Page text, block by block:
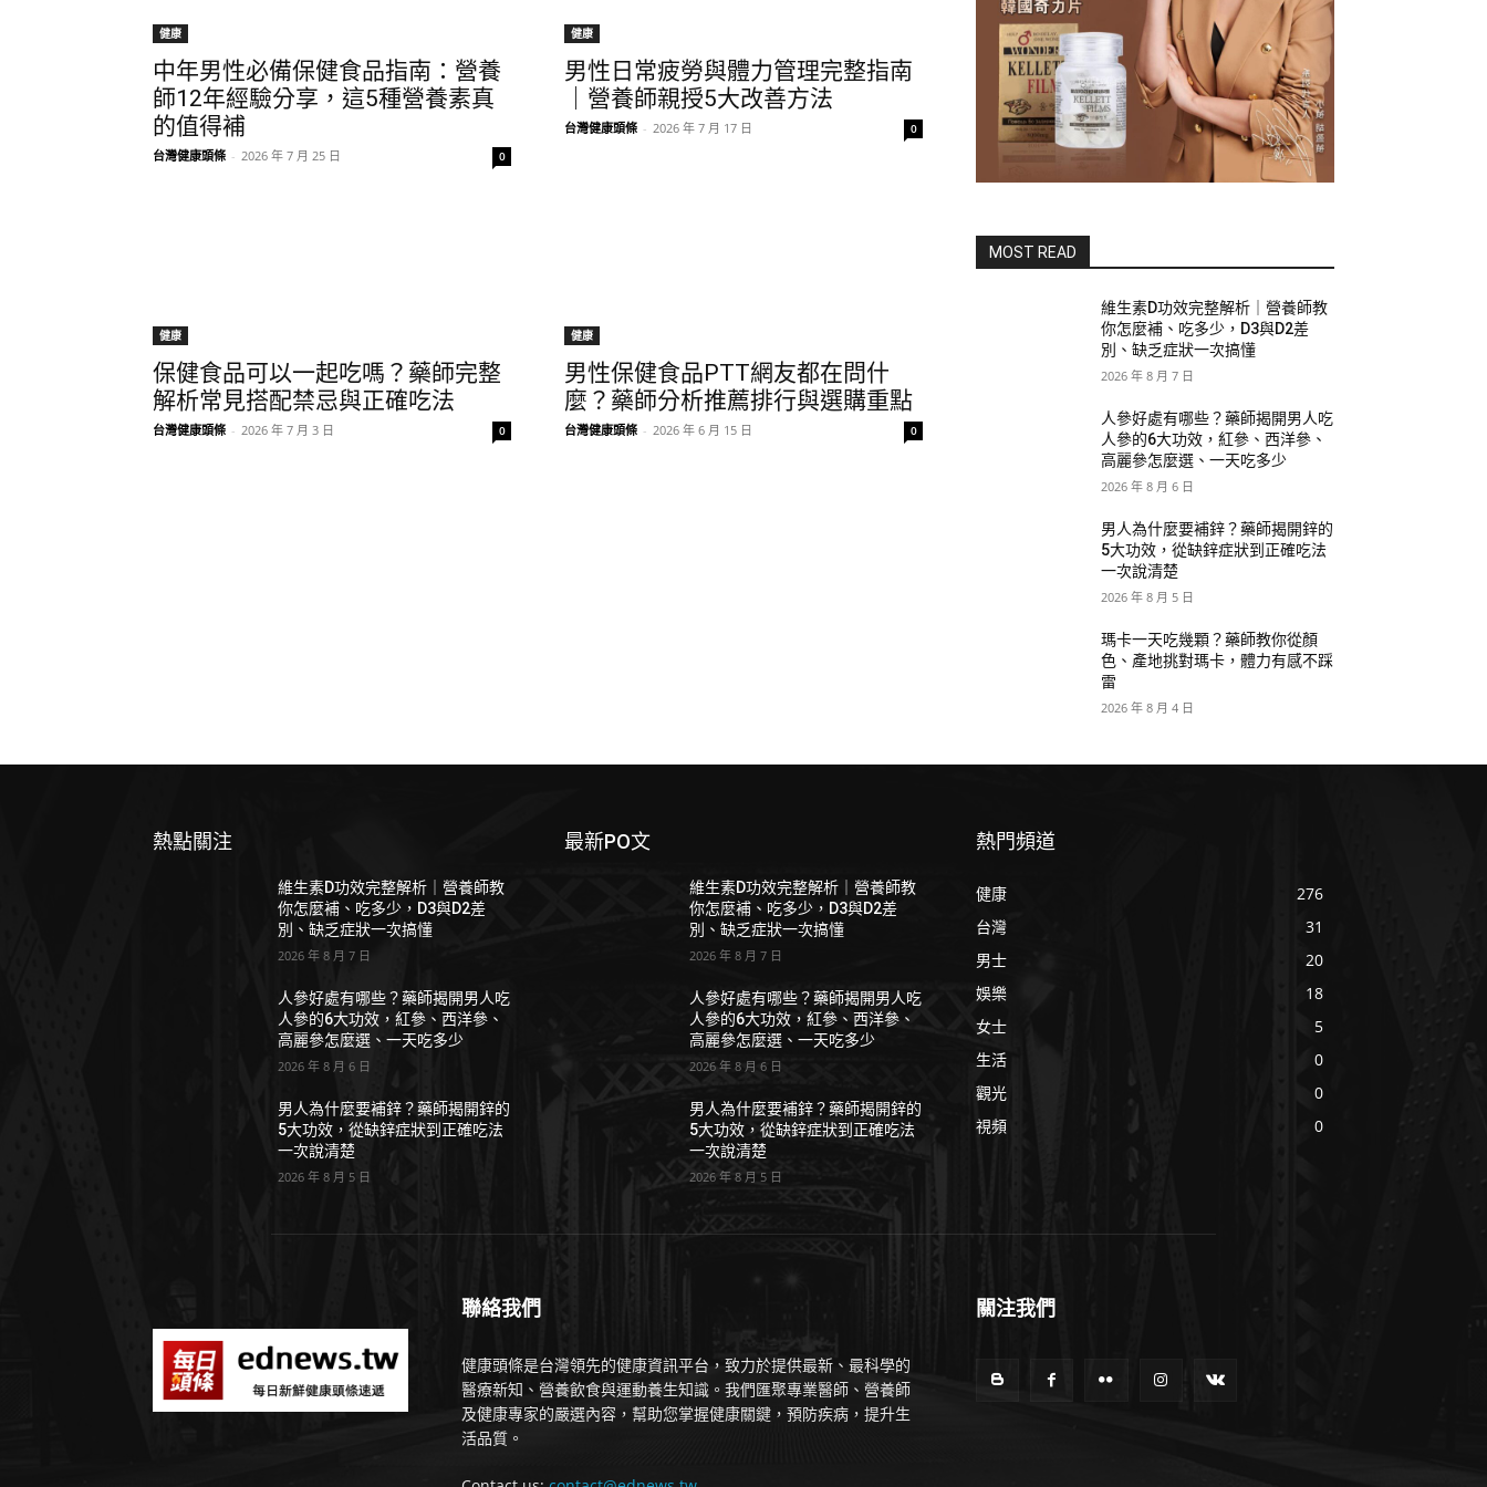
健康
中年男性必備保健食品指南：營養
師12年經驗分享，這5種營養素真
的值得補
台灣健康頭條 - 2026 年 7 月 25 日 0
健康
男性日常疲勞與體力管理完整指南
｜營養師親授5大改善方法
台灣健康頭條 - 2026 年 7 月 17 日 0
健康
保健食品可以一起吃嗎？藥師完整
解析常見搭配禁忌與正確吃法
台灣健康頭條 - 2026 年 7 月 3 日 0
健康
男性保健食品PTT網友都在問什
麼？藥師分析推薦排行與選購重點
台灣健康頭條 - 2026 年 6 月 15 日 0
MOST READ
維生素D功效完整解析｜營養師教
你怎麼補、吃多少，D3與D2差
別、缺乏症狀一次搞懂
2026 年 8 月 7 日
人參好處有哪些？藥師揭開男人吃
人參的6大功效，紅參、西洋參、
高麗參怎麼選、一天吃多少
2026 年 8 月 6 日
男人為什麼要補鋅？藥師揭開鋅的
5大功效，從缺鋅症狀到正確吃法
一次說清楚
2026 年 8 月 5 日
瑪卡一天吃幾顆？藥師教你從顏
色、產地挑對瑪卡，體力有感不踩
雷
2026 年 8 月 4 日
熱點關注
維生素D功效完整解析｜營養師教
你怎麼補、吃多少，D3與D2差
別、缺乏症狀一次搞懂
2026 年 8 月 7 日
人參好處有哪些？藥師揭開男人吃
人參的6大功效，紅參、西洋參、
高麗參怎麼選、一天吃多少
2026 年 8 月 6 日
男人為什麼要補鋅？藥師揭開鋅的
5大功效，從缺鋅症狀到正確吃法
一次說清楚
2026 年 8 月 5 日
最新PO文
維生素D功效完整解析｜營養師教
你怎麼補、吃多少，D3與D2差
別、缺乏症狀一次搞懂
2026 年 8 月 7 日
人參好處有哪些？藥師揭開男人吃
人參的6大功效，紅參、西洋參、
高麗參怎麼選、一天吃多少
2026 年 8 月 6 日
男人為什麼要補鋅？藥師揭開鋅的
5大功效，從缺鋅症狀到正確吃法
一次說清楚
2026 年 8 月 5 日
熱門頻道
健康
276
台灣
31
男士
20
娛樂
18
女士
5
生活
0
觀光
0
視頻
0
聯絡我們
健康頭條是台灣領先的健康資訊平台，致力於提供最新、最科學的
醫療新知、營養飲食與運動養生知識。我們匯聚專業醫師、營養師
及健康專家的嚴選內容，幫助您掌握健康關鍵，預防疾病，提升生
活品質。
關注我們